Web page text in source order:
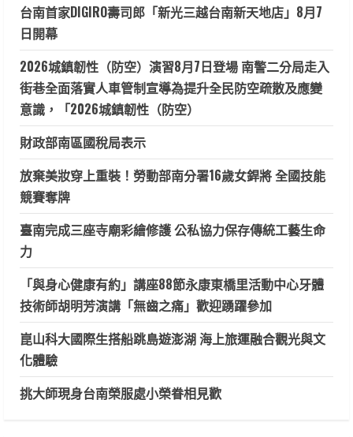
台南首家DIGIRO壽司郎「新光三越台南新天地店」8月7
日開幕
2026城鎮韌性（防空）演習8月7日登場 南警二分局走入
街巷全面落實人車管制宣導為提升全民防空疏散及應變
意識，「2026城鎮韌性（防空）
財政部南區國稅局表示
放棄美妝穿上重裝！勞動部南分署16歲女銲將 全國技能
競賽奪牌
臺南完成三座寺廟彩繪修護 公私協力保存傳統工藝生命
力
「與身心健康有約」講座88節永康東橋里活動中心牙體
技術師胡明芳演講「無齒之痛」歡迎踴躍參加
崑山科大國際生搭船跳島遊澎湖 海上旅運融合觀光與文
化體驗
挑大師現身台南榮服處小榮眷相見歡